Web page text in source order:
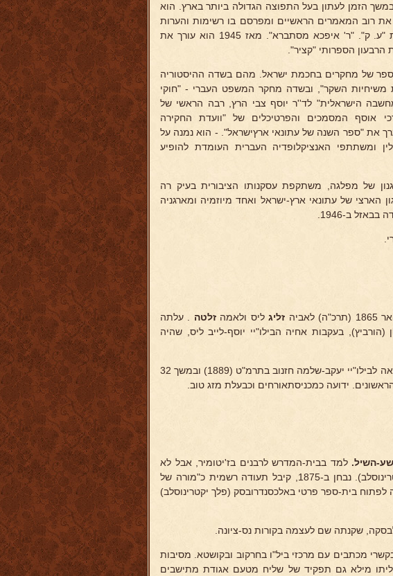
הזמן לעתון בעל התפוצה הגדולה ביותר בארץ. הוא
רוב המאמרים הראשיים ומפרסם בו רשימות והערות
לעניני היום ופיליטונים בין בשמו המלא, בין בחתימות "ע. ק". "ר' איפכא מסתברא". מאז 1945 הוא עורך את
מספר של מחקרים בחכמת ישראל. מהם בשדה ההיסטוריה
משיחיות השקר", ובשדה מחקר המשפט העברי - "חוקי
הישראלית" לד''ר יוסף צבי הרץ, רבה הראשי של
בעריכתו שני כרכי אוסף המסמכים והפרטיכלים של "וועדת החקירה
את "ספר השנה של עתונאי ארץישראל". - הוא נמנה על
ומשתתפי האנציקלופדיה העברית העומדת להופיע
של מפלגה, משתקפת עסקנותו הציבורית בעיק רה
של עתונאי ארץ-ישראל ואחד מיוזמיה ומארגניה
ב-1946.
זליגליס ולאמה זלטה . עלתה
עם לאה בנינסון (הורביץ), בעקבות אחיה הבילו"יי יוסף-לייב ליס, שהיה
בבואה עלתה מיד לגדרה והצטרפה לבוני המושבה. נישאה לבילו"יי יעקב-שלמה חזנוב בתרמ"ט (1889) ובמשך 32
ידועה כמכניסתאורחים וכבעלת מזג טוב.
השיל. למד בבית-המדרש לרבנים בז'יטומיר, אבל לא
סיימו ועבר לבית-הספר המחוזי בפבלוגראד (פלך יקטרינוסלב). נבחן ב-1875, קיבל תעודה רשמית כ"מורה של
עדתי לילדי ישראל". במאי 1880 הורשה לפתוח בית-ספר פרטי באלכסנדרובסק (פלך יקטרינוסלב)
שקנתה שם לעצמה בקורות נס-ציונה.
מכתבים עם מרכזי ביל"ו בחרקוב ובקושטא. מסיבות
נתעכבה עליתו והוא בא לארץ רק ב-1886 .בעליתו מילא גם תפקיד של שליח מטעם אגודת מתישבים